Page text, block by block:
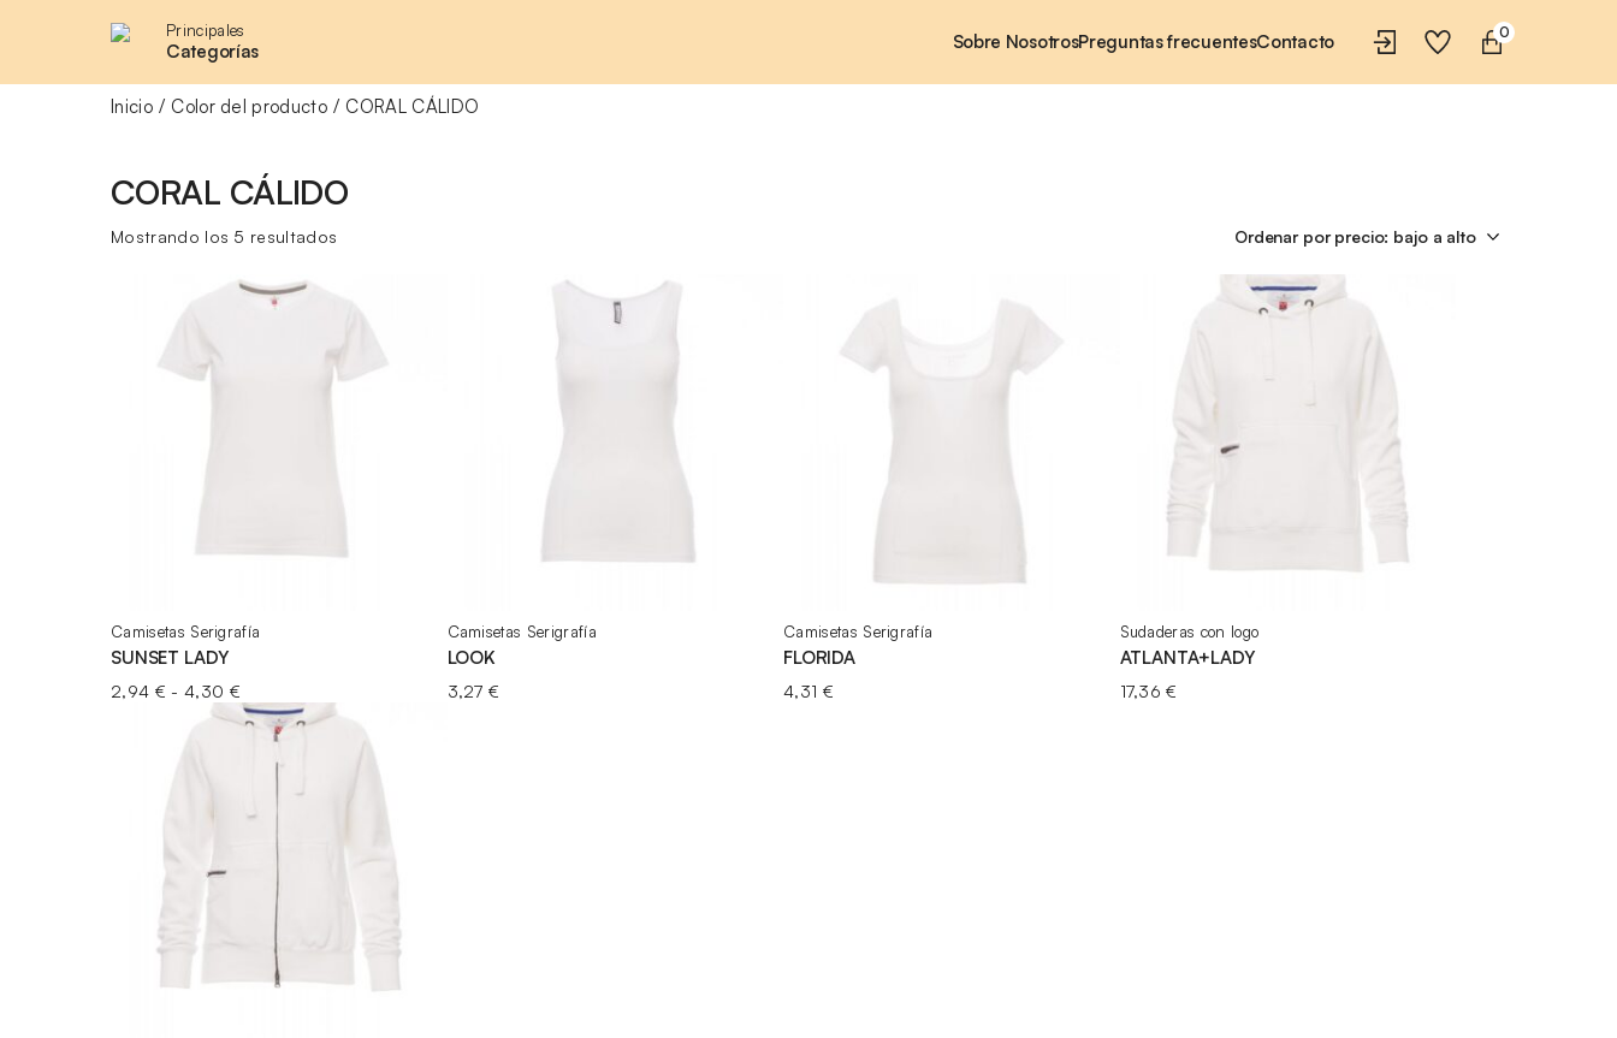
Principales
Categorías Sobre NosotrosPreguntas frecuentesContacto 0
Inicio Color del producto CORAL CÁLIDO
CORAL CÁLIDO
Mostrando los 5 resultados
Ordenado
Camisetas Serigrafía
SUNSET LADY
2,94 € - 4,30 €Rango
de
precios:
4,30 €
Camisetas Serigrafía
LOOK
3,27€
Camisetas Serigrafía
FLORIDA
4,31 €
Sudaderas con logo
ATLANTA+LADY
17,36€